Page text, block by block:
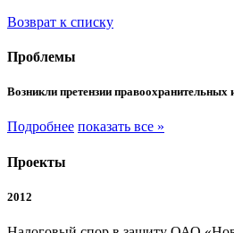
Возврат к списку
Проблемы
Возникли претензии правоохранительных
Подробнее показать все »
Проекты
2012